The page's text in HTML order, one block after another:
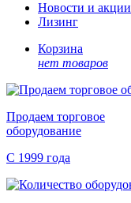
Новости и акции
Лизинг
Корзина
нет товаров
Продаем торговое
оборудование
С 1999 года